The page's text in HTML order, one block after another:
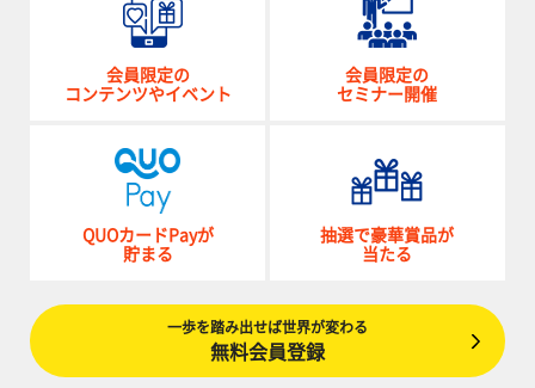
会員限定の
コンテンツやイベント
会員限定の
セミナー開催
QUOカードPayが
貯まる
抽選で豪華賞品が
当たる
一歩を踏み出せば世界が変わる
無料会員登録